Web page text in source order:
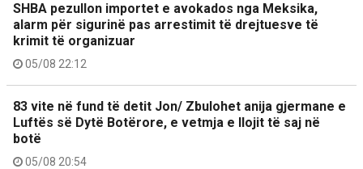
SHBA pezullon importet e avokados nga Meksika,
alarm për sigurinë pas arrestimit të drejtuesve të
krimit të organizuar
05/08 22:12
83 vite në fund të detit Jon/ Zbulohet anija gjermane e
Luftës së Dytë Botërore, e vetmja e llojit të saj në
botë
05/08 20:54